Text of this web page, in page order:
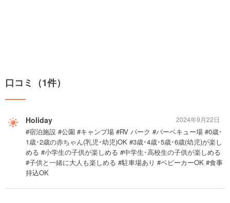
口コミ（1件）
Holiday
#宿泊施設 #公園 #キャンプ場 #RV パーク #バーベキュー場 #0歳･
1歳･2歳の赤ちゃん(乳児･幼児)OK #3歳･4歳･5歳･6歳(幼児)が楽し
める #小学生の子供が楽しめる #中学生･高校生の子供が楽しめる
#子供と一緒に大人も楽しめる #駐車場あり #ベビーカーOK #食事
持込OK
2024年9月22日